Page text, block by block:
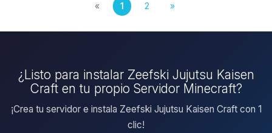
« 1 2 »
¿Listo para instalar Zeefski Jujutsu Kaisen
Craft en tu propio Servidor Minecraft?
¡Crea tu servidor e instala Zeefski Jujutsu Kaisen Craft con 1
clic!